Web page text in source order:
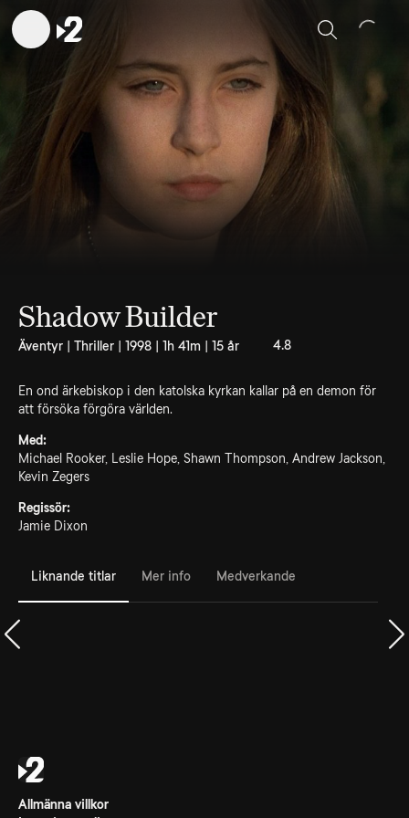
Sök
Shadow Builder
Äventyr | Thriller | 1998 | 1h 41m | 15 år 4.8
En ond ärkebiskop i den katolska kyrkan kallar på en demon för
att försöka förgöra världen.
Med:
Michael Rooker, Leslie Hope, Shawn Thompson, Andrew Jackson,
Kevin Zegers
Regissör:
Jamie Dixon
Liknande titlar Mer info Medverkande
Allmänna villkor